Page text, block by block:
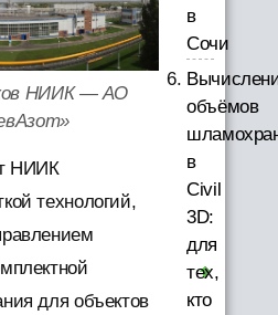
НИИК — АО
НИИК
технологий,
для объектов
в
Сочи
объёмов
в
Civil
3D:
для
тех,
кто